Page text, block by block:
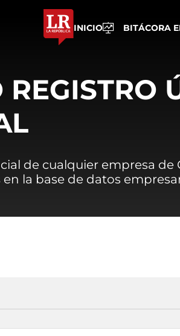
INICIO BITÁCORA
de cualquier empresa
en la base de datos